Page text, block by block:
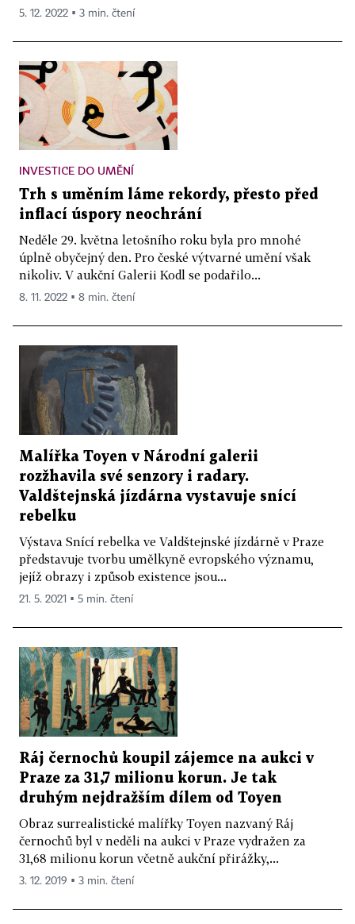
5. 12. 2022 ▪ 3 min. čtení
INVESTICE DO UMĚNÍ
Trh s uměním láme rekordy, přesto před
inflací úspory neochrání
Neděle 29. května letošního roku byla pro mnohé
úplně obyčejný den. Pro české výtvarné umění však
nikoliv. V aukční Galerii Kodl se podařilo...
8. 11. 2022 ▪ 8 min. čtení
Malířka Toyen v Národní galerii
rozžhavila své senzory i radary.
Valdštejnská jízdárna vystavuje snící
rebelku
Výstava Snící rebelka ve Valdštejnské jízdárně v Praze
představuje tvorbu umělkyně evropského významu,
jejíž obrazy i způsob existence jsou...
21. 5. 2021 ▪ 5 min. čtení
Ráj černochů koupil zájemce na aukci v
Praze za 31,7 milionu korun. Je tak
druhým nejdražším dílem od Toyen
Obraz surrealistické malířky Toyen nazvaný Ráj
černochů byl v neděli na aukci v Praze vydražen za
31,68 milionu korun včetně aukční přirážky,...
3. 12. 2019 ▪ 3 min. čtení